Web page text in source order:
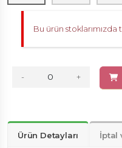
Bu ürün stoklarımızda
- +
Ürün Detayları İptal